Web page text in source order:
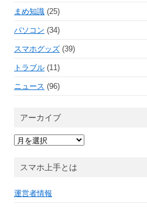
まめ知識 (25)
パソコン (34)
スマホグッズ (39)
トラブル (11)
ニュース (96)
アーカイブ
ア
ー
ブスマホ上手とは
運営者情報